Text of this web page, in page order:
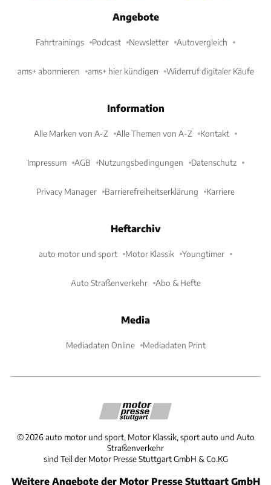
Angebote
Fahrtrainings Podcast Newsletter Autovergleich
ams+ abonnieren ams+ hier kündigen Widerruf digitaler Käufe
Information
Alle Marken von A-Z Alle Themen von A-Z Kontakt
Impressum AGB Nutzungsbedingungen Datenschutz
Privacy Manager Barrierefreiheitserklärung Karriere
Heftarchiv
auto motor und sport Motor Klassik Youngtimer
Auto Straßenverkehr Abo & Hefte
Media
Mediadaten Online Mediadaten Print
©2026 auto motor und sport, Motor Klassik, sport auto und Auto
Straßenverkehr
sind Teil der Motor Presse Stuttgart GmbH & Co.KG
Weitere Angebote der Motor Presse Stuttgart GmbH